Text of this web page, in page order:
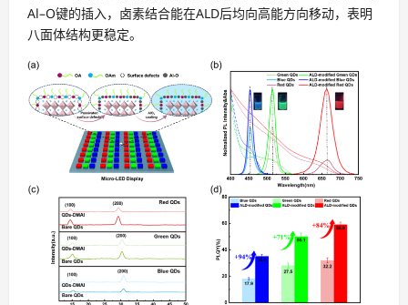
Al–O键的插入，卤素结合能在ALD后均向高能方向移动，表明
八面体结构更稳定。